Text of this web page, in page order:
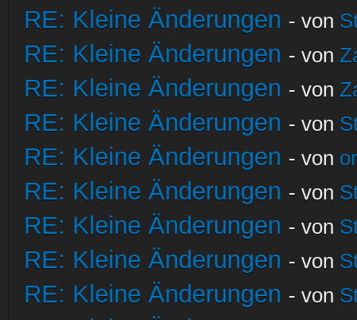
RE: Kleine Änderungen - von
RE: Kleine Änderungen - von
RE: Kleine Änderungen - von
RE: Kleine Änderungen - von
RE: Kleine Änderungen - von
RE: Kleine Änderungen - von
RE: Kleine Änderungen - von
RE: Kleine Änderungen - von
RE: Kleine Änderungen - von